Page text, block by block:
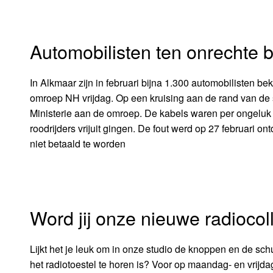
Automobilisten ten onrechte
In Alkmaar zijn in februari bijna 1.300 automobilisten
omroep NH vrijdag. Op een kruising aan de rand van
Ministerie aan de omroep. De kabels waren per
roodrijders vrijuit gingen. De fout werd op 27 februari
niet betaald te worden
Word jij onze nieuwe
Lijkt het je leuk om in onze studio de knoppen en de
het radiotoestel te horen is? Voor op maandag- en